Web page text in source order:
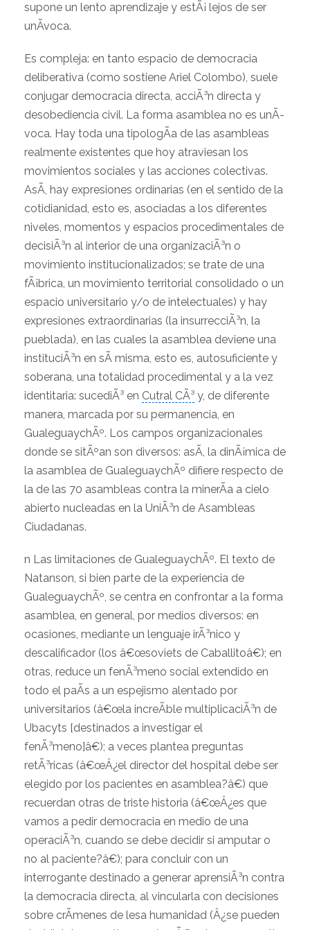
supone un lento aprendizaje y estÃ¡ lejos de ser
unÃ­voca.
Es compleja: en tanto espacio de democracia
deliberativa (como sostiene Ariel Colombo), suele
conjugar democracia directa, acciÃ³n directa y
desobediencia civil. La forma asamblea no es unÃ­
voca. Hay toda una tipologÃ­a de las asambleas
realmente existentes que hoy atraviesan los
movimientos sociales y las acciones colectivas.
AsÃ­, hay expresiones ordinarias (en el sentido de la
cotidianidad, esto es, asociadas a los diferentes
niveles, momentos y espacios procedimentales de
decisiÃ³n al interior de una organizaciÃ³n o
movimiento institucionalizados; se trate de una
fÃ¡brica, un movimiento territorial consolidado o un
espacio universitario y/o de intelectuales) y hay
expresiones extraordinarias (la insurrecciÃ³n, la
pueblada), en las cuales la asamblea deviene una
instituciÃ³n en sÃ­ misma, esto es, autosuficiente y
soberana, una totalidad procedimental y a la vez
identitaria: sucediÃ³ en Cutral CÃ³ y, de diferente
manera, marcada por su permanencia, en
GualeguaychÃº. Los campos organizacionales
donde se sitÃºan son diversos: asÃ­, la dinÃ¡mica de
la asamblea de GualeguaychÃº difiere respecto de
la de las 70 asambleas contra la minerÃ­a a cielo
abierto nucleadas en la UniÃ³n de Asambleas
Ciudadanas.
n Las limitaciones de GualeguaychÃº. El texto de
Natanson, si bien parte de la experiencia de
GualeguaychÃº, se centra en confrontar a la forma
asamblea, en general, por medios diversos: en
ocasiones, mediante un lenguaje irÃ³nico y
descalificador (los â€œsoviets de Caballitoâ€); en
otras, reduce un fenÃ³meno social extendido en
todo el paÃ­s a un espejismo alentado por
universitarios (â€œla increÃ­ble multiplicaciÃ³n de
Ubacyts [destinados a investigar el
fenÃ³meno]â€); a veces plantea preguntas
retÃ³ricas (â€œÂ¿el director del hospital debe ser
elegido por los pacientes en asamblea?â€) que
recuerdan otras de triste historia (â€œÂ¿es que
vamos a pedir democracia en medio de una
operaciÃ³n, cuando se debe decidir si amputar o
no al paciente?â€); para concluir con un
interrogante destinado a generar aprensiÃ³n contra
la democracia directa, al vincularla con decisiones
sobre crÃ­menes de lesa humanidad (Â¿se pueden